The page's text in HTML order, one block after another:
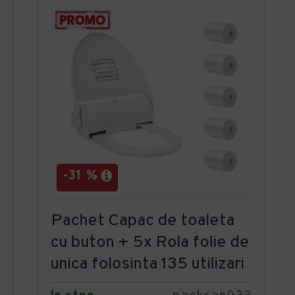
-31 %
Pachet Capac de toaleta
cu buton + 5x Rola folie de
unica folosinta 135 utilizari